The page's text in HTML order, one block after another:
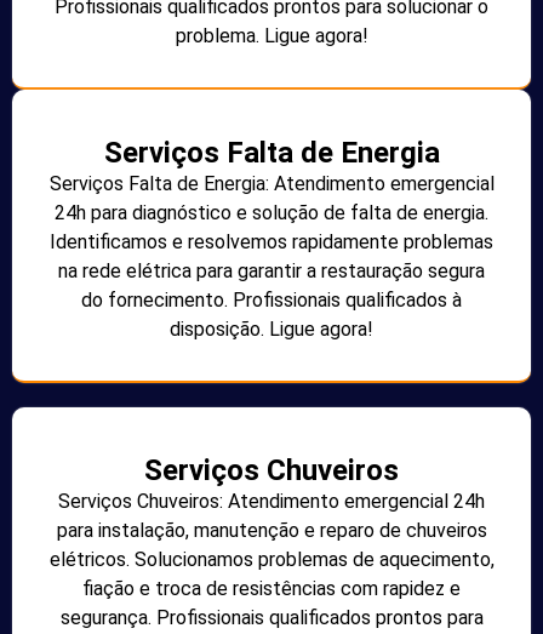
Profissionais qualificados prontos para solucionar o
problema. Ligue agora!
Serviços Falta de Energia
Serviços Falta de Energia: Atendimento emergencial
24h para diagnóstico e solução de falta de energia.
Identificamos e resolvemos rapidamente problemas
na rede elétrica para garantir a restauração segura
do fornecimento. Profissionais qualificados à
disposição. Ligue agora!
Serviços Chuveiros
Serviços Chuveiros: Atendimento emergencial 24h
para instalação, manutenção e reparo de chuveiros
elétricos. Solucionamos problemas de aquecimento,
fiação e troca de resistências com rapidez e
segurança. Profissionais qualificados prontos para